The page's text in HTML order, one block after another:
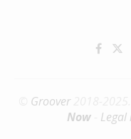
Groover2018-2025.
Now
Legal